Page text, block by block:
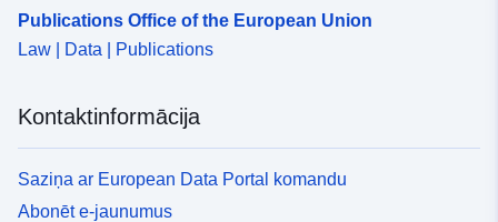
Publications Office of the European Union
Law | Data | Publications
Kontaktinformācija
Saziņa ar European Data Portal komandu
Abonēt e-jaunumus